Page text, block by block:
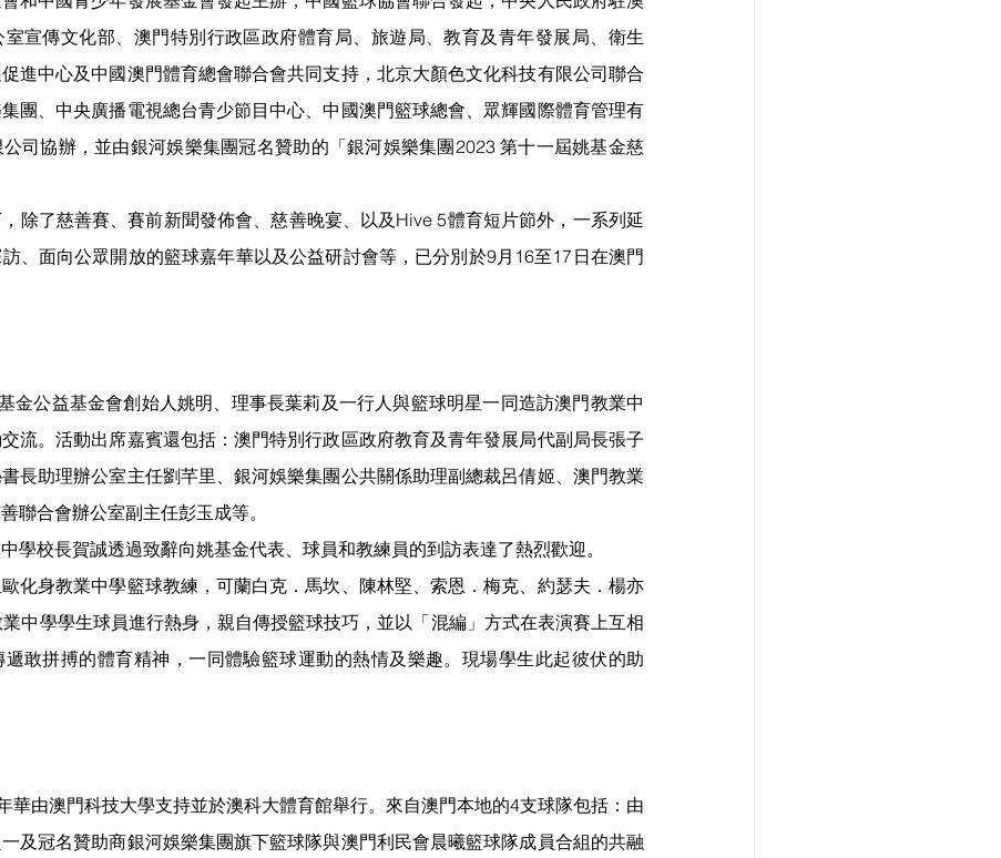
宣傳文化部、澳門特別行政區政府體育局、旅遊局、教育及青年發展局、衛生
進中心及中國澳門體育總會聯合會共同支持，北京大顏色文化科技有限公司聯合
團、中央廣播電視總台青少節目中心、中國澳門籃球總會、眾輝國際體育管理有
司協辦，並由銀河娛樂集團冠名贊助的「銀河娛樂集團2023 第十一屆姚基金慈
除了慈善賽、賽前新聞發佈會、慈善晚宴、以及Hive 5體育短片節外，一系列延
、面向公眾開放的籃球嘉年華以及公益研討會等，已分別於9月16至17日在澳門
金公益基金會創始人姚明、理事長葉莉及一行人與籃球明星一同造訪澳門教業中
流。活動出席嘉賓還包括：澳門特別行政區政府教育及青年發展局代副局長張子
長助理辦公室主任劉芊里、銀河娛樂集團公共關係助理副總裁呂倩姬、澳門教業
聯合會辦公室副主任彭玉成等。
學校長賀誠透過致辭向姚基金代表、球員和教練員的到訪表達了熱烈歡迎。
化身教業中學籃球教練，可蘭白克．馬坎、陳林堅、索恩．梅克、約瑟夫．楊亦
中學學生球員進行熱身，親自傳授籃球技巧，並以「混編」方式在表演賽上互相
敢拼搏的體育精神，一同體驗籃球運動的熱情及樂趣。現場學生此起彼伏的助
華由澳門科技大學支持並於澳科大體育館舉行。來自澳門本地的4支球隊包括：由
及冠名贊助商銀河娛樂集團旗下籃球隊與澳門利民會晨曦籃球隊成員合組的共融